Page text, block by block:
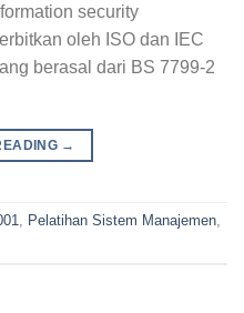
security
oleh ISO dan IEC
berasal dari BS 7799-2
→
, Pelatihan Sistem Manajemen,